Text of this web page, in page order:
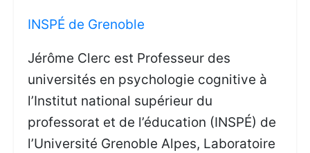
INSPÉ de Grenoble
Jérôme Clerc est Professeur des
universités en psychologie cognitive à
l’Institut national supérieur du
professorat et de l’éducation (INSPÉ) de
l’Université Grenoble Alpes, Laboratoire